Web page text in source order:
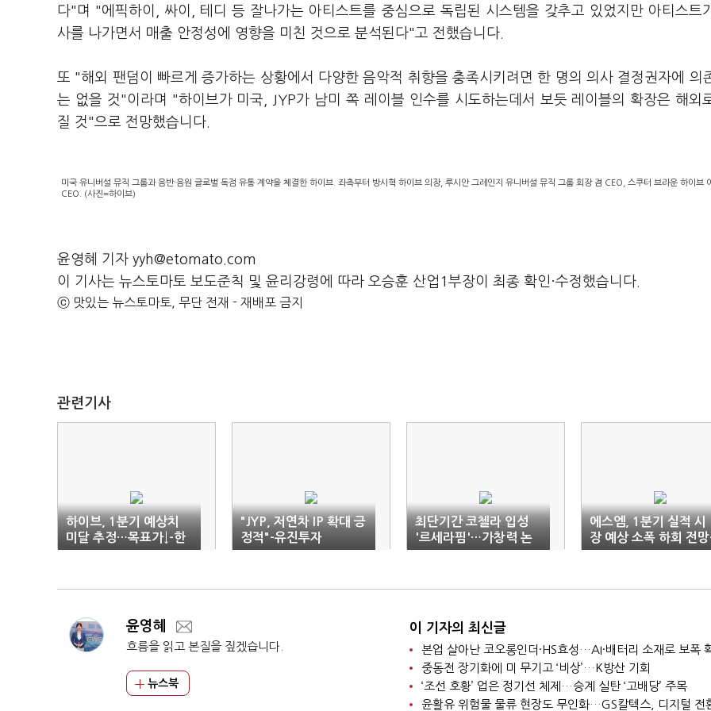
다"며 "에픽하이, 싸이, 테디 등 잘나가는 아티스트를 중심으로 독립된 시스템을 갖추고 있었지만 아티스트
사를 나가면서 매출 안정성에 영향을 미친 것으로 분석된다"고 전했습니다.
또 "해외 팬덤이 빠르게 증가하는 상황에서 다양한 음악적 취향을 충족시키려면 한 명의 의사 결정권자에 의
는 없을 것"이라며 "하이브가 미국, JYP가 남미 쪽 레이블 인수를 시도하는데서 보듯 레이블의 확장은 해외
질 것"으로 전망했습니다.
미국 유니버설 뮤직 그룹과 음반·음원 글로벌 독점 유통 계약을 체결한 하이브. 좌측부터 방시혁 하이브 의장, 루시안 그레인지 유니버설 뮤직 그룹 회장 겸 CEO, 스쿠터 브라운 하이브
CEO. (사진=하이브)
윤영혜 기자 yyh@etomato.com
이 기사는 뉴스토마토 보도준칙 및 윤리강령에 따라 오승훈 산업1부장이 최종 확인·수정했습니다.
ⓒ 맛있는 뉴스토마토, 무단 전재 - 재배포 금지
관련기사
하이브, 1분기 예상치
미달 추정…목표가↓-한
국투자
"JYP, 저연차 IP 확대 긍
정적"-유진투자
최단기간 코첼라 입성
'르세라핌'…가창력 논
란
에스엠, 1분기 실적 시
장 예상 소폭 하회 전
삼성
윤영혜
흐름을 읽고 본질을 짚겠습니다.
뉴스북
이 기자의 최신글
본업 살아난 코오롱인더·HS효성…AI·배터리 소재로 보폭
중동전 장기화에 미 무기고 ‘비상’…K방산 기회
‘조선 호황’ 업은 정기선 체제…승계 실탄 ‘고배당’ 주목
윤활유 위험물 물류 현장도 무인화…GS칼텍스, 디지털 전